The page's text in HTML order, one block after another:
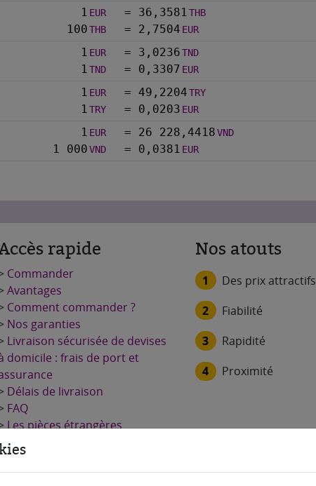
1 EUR = 36,3581THB
100THB = 2,7504 EUR
1 EUR = 3,0236TND
1TND = 0,3307 EUR
1 EUR = 49,2204TRY
1TRY = 0,0203 EUR
1 EUR = 26 228,4418VND
1 000VND = 0,0381 EUR
rapide
Commander
Avantages
Comment commander ?
Nos garanties
Livraison sécurisée de devises
domicile : frais de port et
Délais de livraison
FAQ
Les pièces étrangères
Nos avis clients
Mentions légales
Nos atouts
1
Des prix attractifs
2
Fiabilité
3
Rapidité
4
Proximité